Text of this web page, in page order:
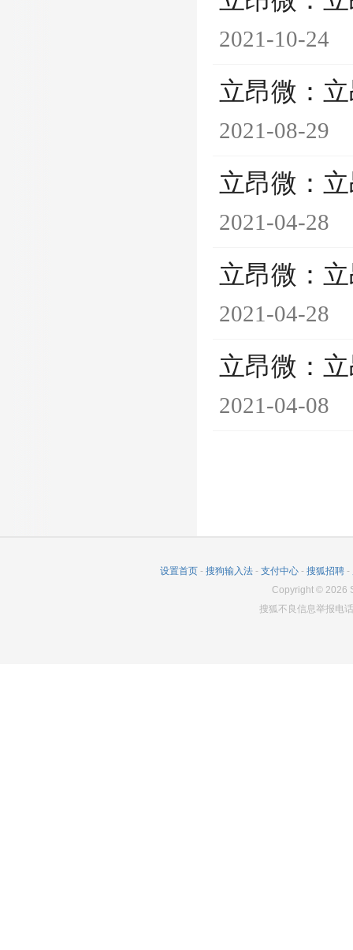
2021-10-24
立昂微：
2021-08-29
立昂微：
2021-04-28
立昂微：
2021-04-28
立昂微：
2021-04-08
设置首页 - 搜狗输入法 - 支付中心 - 搜狐招聘 -
Copyright © 2026
搜狐不良信息举报电